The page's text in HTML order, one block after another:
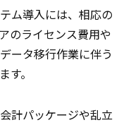
ム導入には、相応の
のライセンス費用や
ータ移行作業に伴う
。
計パッケージや乱立